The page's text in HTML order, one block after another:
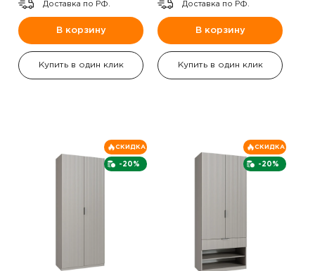
Доставка по РФ.
В корзину
Купить в один клик
Доставка по РФ.
В корзину
Купить в один клик
-20%
СКИДКА
-20%
СКИДКА